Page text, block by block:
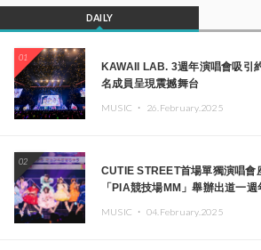
DAILY
01
KAWAII LAB. 3週年演唱會吸引
名成員呈現震撼舞台
MUSIC ・ 26.February.2025
02
CUTIE STREET首場單獨演唱會
「PIA競技場MM」舉辦出道一
MUSIC ・ 04.February.2025